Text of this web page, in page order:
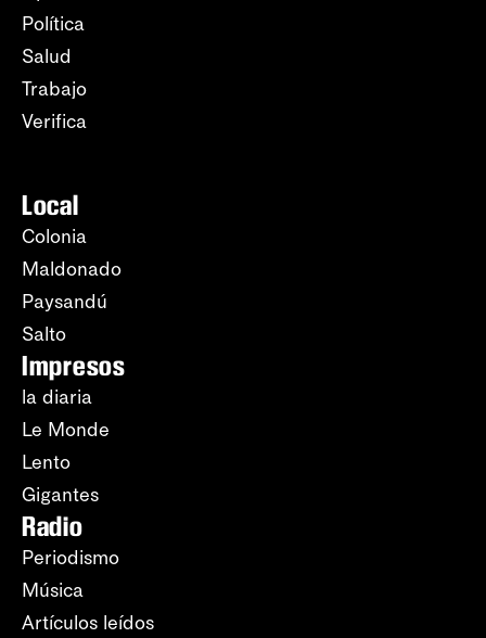
Política
Salud
Trabajo
Verifica
Local
Colonia
Maldonado
Paysandú
Salto
Impresos
la diaria
Le Monde
Lento
Gigantes
Radio
Periodismo
Música
Artículos leídos